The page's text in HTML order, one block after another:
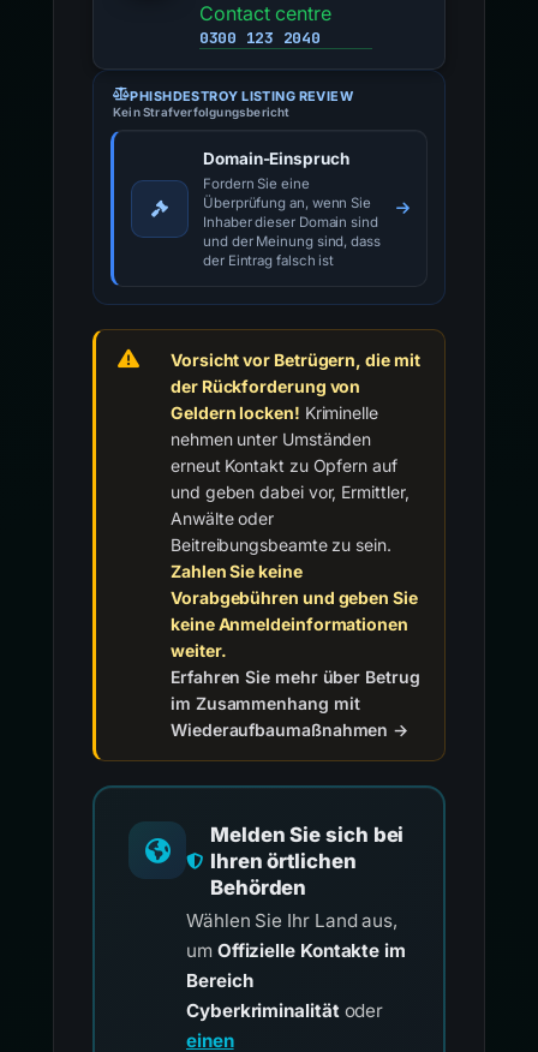
Contact centre
0300 123 2040
PHISHDESTROY LISTING REVIEW
Kein Strafverfolgungsbericht
Domain-Einspruch
Fordern Sie eine
Überprüfung an, wenn Sie
Inhaber dieser Domain sind
und der Meinung sind, dass
der Eintrag falsch ist
Vorsicht vor Betrügern, die mit
der Rückforderung von
Geldern locken! Kriminelle
nehmen unter Umständen
erneut Kontakt zu Opfern auf
und geben dabei vor, Ermittler,
Anwälte oder
Beitreibungsbeamte zu sein.
Zahlen Sie keine
Vorabgebühren und geben Sie
keine Anmeldeinformationen
weiter.
Erfahren Sie mehr über Betrug
im Zusammenhang mit
Wiederaufbaumaßnahmen →
Melden Sie sich bei
Ihren örtlichen
Behörden
Wählen Sie Ihr Land aus,
um Offizielle Kontakte im
Bereich
Cyberkriminalitätoder
einen